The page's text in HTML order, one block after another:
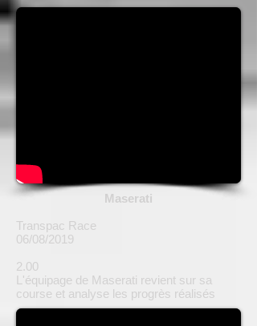
Maserati
Transpac Race
06/08/2019
2.00
L'équipage de Maserati revient sur sa
course et analyse les progrès réalisés